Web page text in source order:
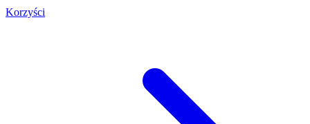
Korzyści